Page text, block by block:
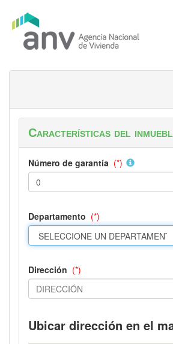
Características del
Número de garantía (*)
Departamento (*)
Dirección (*)
Ubicar dirección en el